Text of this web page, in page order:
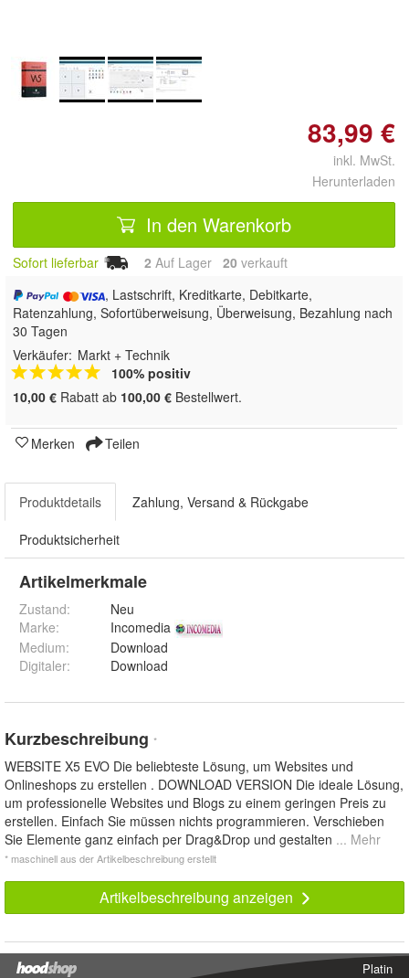
83,99 €
inkl. MwSt.
Herunterladen
In den Warenkorb
Sofort lieferbar 2 Auf Lager 20 verkauft
, Lastschrift, Kreditkarte, Debitkarte,
Ratenzahlung, Sofortüberweisung, Überweisung, Bezahlung nach
30 Tagen
Verkäufer: Markt + Technik
100% positiv
10,00 € Rabatt ab 100,00 € Bestellwert.
Merken Teilen
Produktdetails Zahlung, Versand & Rückgabe
Produktsicherheit
Artikelmerkmale
Zustand:
Neu
Marke:
Incomedia
Medium:
Download
Digitaler: Download
Kurzbeschreibung *
WEBSITE X5 EVO Die beliebteste Lösung, um Websites und
Onlineshops zu erstellen . DOWNLOAD VERSION Die ideale Lösung,
um professionelle Websites und Blogs zu einem geringen Preis zu
erstellen. Einfach Sie müssen nichts programmieren. Verschieben
Sie Elemente ganz einfach per Drag&Drop und gestalten ... Mehr
* maschinell aus der Artikelbeschreibung erstellt
Artikelbeschreibung anzeigen
Platin